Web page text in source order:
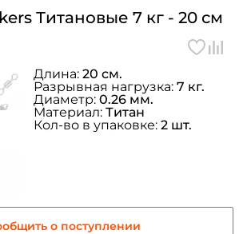
Титановые 7 кг - 20 см
о поступлении
Длина: 20 см.
Разрывная нагрузка: 7 кг.
Диаметр: 0.26 мм.
Материал: Титан
Кол-во в упаковке: 2 шт.